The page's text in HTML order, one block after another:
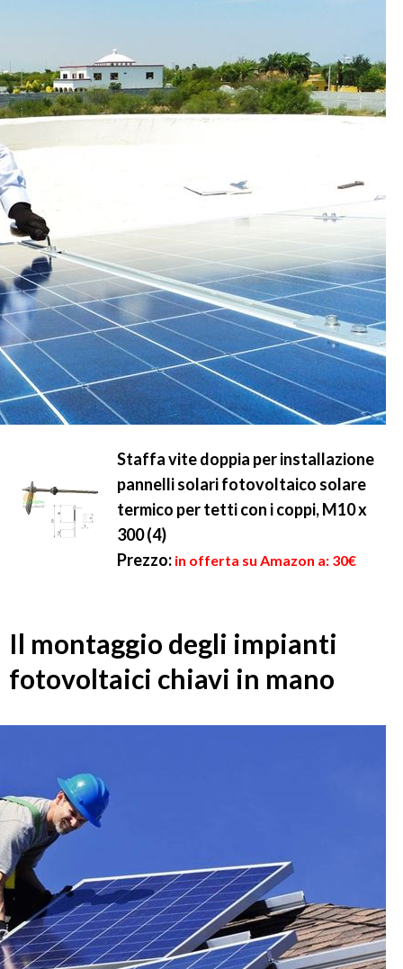
Staffa vite doppia per installazione
pannelli solari fotovoltaico solare
termico per tetti con i coppi, M10 x
300 (4)
Prezzo: in offerta su Amazon a: 30€
Il montaggio degli impianti
fotovoltaici chiavi in mano